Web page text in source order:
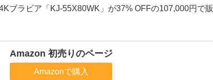
ブラビア「KJ-55X80WK」が37% OFFの107,000円で販
Amazon 初売りのページ
Amazonで購入